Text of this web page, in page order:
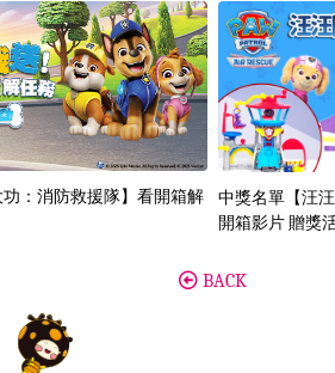
功：消防救援隊】看開箱解
中獎名單【汪
開箱影片 贈獎
BACK